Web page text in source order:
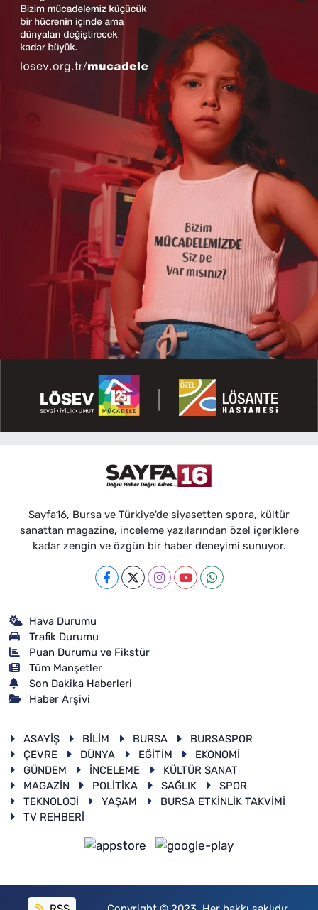
Sayfa16, Bursa ve Türkiye'de siyasetten spora, kültür
sanattan magazine, inceleme yazılarından özel içeriklere
kadar zengin ve özgün bir haber deneyimi sunuyor.
Hava Durumu
Trafik Durumu
Puan Durumu ve Fikstür
Tüm Manşetler
Son Dakika Haberleri
Haber Arşivi
ASAYİŞ BİLİM BURSA
BURSASPOR
ÇEVRE
DÜNYA EĞİTİM
EKONOMİ
GÜNDEM
İNCELEME
KÜLTÜR SANAT
MAGAZİN
POLİTİKA SAĞLIK
SPOR
TEKNOLOJİ
YAŞAM
BURSA ETKİNLİK TAKVİMİ
TV REHBERİ